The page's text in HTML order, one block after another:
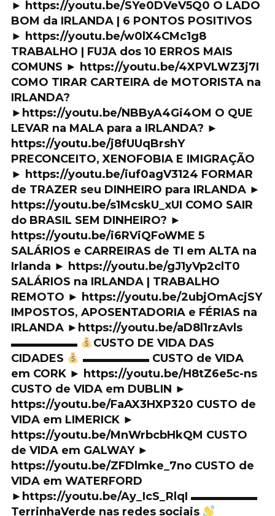
► https://youtu.be/SYe0DVeV5Q0 O LADO
BOM da IRLANDA | 6 PONTOS POSITIVOS
► https://youtu.be/w0lX4CMc1g8
TRABALHO | FUJA dos 10 ERROS MAIS
COMUNS ► https://youtu.be/4XPVLWZ3j7I
COMO TIRAR CARTEIRA de MOTORISTA na
IRLANDA?
►https://youtu.be/NBByA4Gi4OM O QUE
LEVAR na MALA para a IRLANDA? ►
https://youtu.be/j8fUUqBrshY
PRECONCEITO, XENOFOBIA E IMIGRAÇÃO
► https://youtu.be/iuf0agV3124 FORMAR
de TRAZER seu DINHEIRO para IRLANDA ►
https://youtu.be/s1McskU_xUI COMO SAIR
do BRASIL SEM DINHEIRO? ►
https://youtu.be/i6RViQFoWME 5
SALÁRIOS e CARREIRAS de TI em ALTA na
Irlanda ► https://youtu.be/gJ1yVp2clT0
SALÁRIOS na IRLANDA | TRABALHO
REMOTO ► https://youtu.be/2ubjOmAcjSY
IMPOSTOS, APOSENTADORIA e FÉRIAS na
IRLANDA ►https://youtu.be/aD8l1rzAvls
▬▬▬▬▬▬
CUSTO DE VIDA DAS
CIDADES
▬▬▬▬▬▬ CUSTO de VIDA
em CORK ► https://youtu.be/H8tZ6e5c-ns
CUSTO de VIDA em DUBLIN ►
https://youtu.be/FaAX3HXP320 CUSTO de
VIDA em LIMERICK ►
https://youtu.be/MnWrbcbHkQM CUSTO
de VIDA em GALWAY ►
https://youtu.be/ZFDlmke_7no CUSTO de
VIDA em WATERFORD
►https://youtu.be/Ay_IcS_RlqI ▬▬▬▬▬▬
TerrinhaVerde nas redes sociais